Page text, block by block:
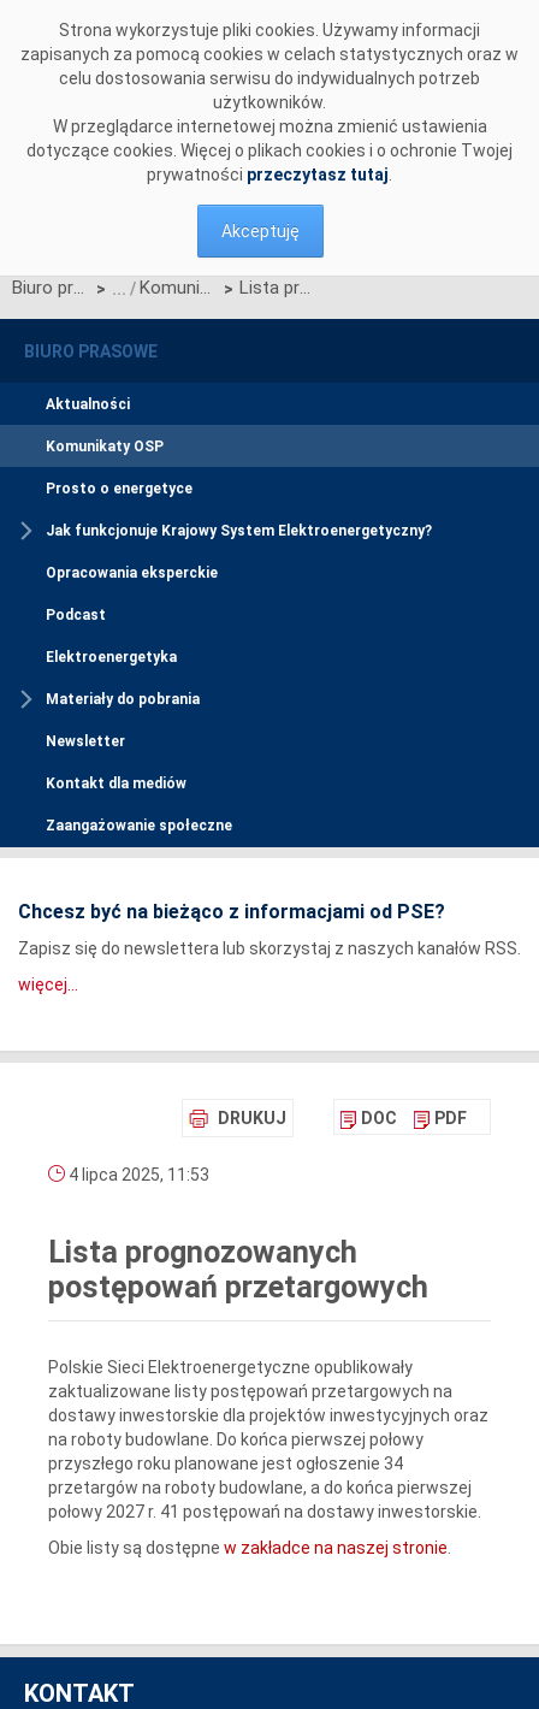
Strona wykorzystuje pliki cookies. Używamy informacji
zapisanych za pomocą cookies w celach statystycznych oraz w
celu dostosowania serwisu do indywidualnych potrzeb
użytkowników.
W przeglądarce internetowej można zmienić ustawienia
dotyczące cookies. Więcej o plikach cookies i o ochronie Twojej
prywatności przeczytasz tutaj
Akceptuję
Biuro prasowe > Komunikaty OSP > Lista prognozowanych postępowań przetargowych
BIURO PRASOWE
Aktualności
Komunikaty OSP
Prosto o energetyce
Jak funkcjonuje Krajowy System Elektroenergetyczny?
Opracowania eksperckie
Podcast
Elektroenergetyka
Materiały do pobrania
Newsletter
Kontakt dla mediów
Zaangażowanie społeczne
Chcesz być na bieżąco z informacjami od PSE?
Zapisz się do newslettera lub skorzystaj z naszych kanałów RSS.
więcej...
DRUKUJ DOC PDF
4 lipca 2025, 11:53
Lista prognozowanych
postępowań przetargowych
Polskie Sieci Elektroenergetyczne opublikowały
zaktualizowane listy postępowań przetargowych na
dostawy inwestorskie dla projektów inwestycyjnych oraz
na roboty budowlane. Do końca pierwszej połowy
przyszłego roku planowane jest ogłoszenie 34
przetargów na roboty budowlane, a do końca pierwszej
połowy 2027 r. 41 postępowań na dostawy inwestorskie.
Obie listy są dostępne w zakładce na naszej stronie
KONTAKT